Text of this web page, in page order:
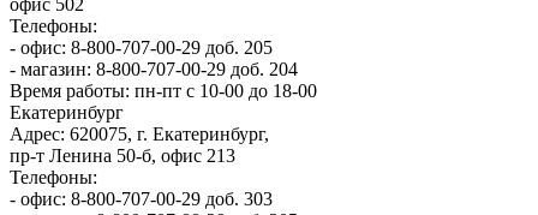
Телефоны:
- офис: 8-800-707-00-29 доб. 205
- магазин: 8-800-707-00-29 доб. 204
Время работы: пн-пт с 10-00 до 18-00
Екатеринбург
Адрес: 620075, г. Екатеринбург,
пр-т Ленина 50-б, офис 213
Телефоны:
- офис: 8-800-707-00-29 доб. 303